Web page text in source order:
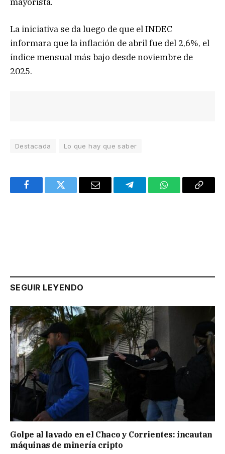
La iniciativa se da luego de que el INDEC
informara que la inflación de abril fue del 2,6%, el
índice mensual más bajo desde noviembre de
2025.
Destacada Lo que hay que saber
FacebookTwitter Email TelegramWhatsAppCopy
SEGUIR LEYENDO
Golpe al lavado en el Chaco y Corrientes: incautan
máquinas de minería cripto